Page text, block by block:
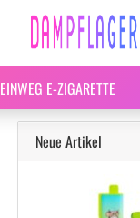
EINWEG E-ZIGARETTE
Neue Artikel